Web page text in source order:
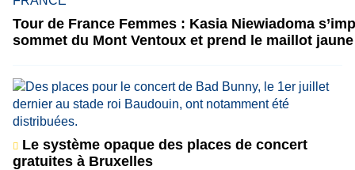
Tour de France Femmes : Kasia Niewiadoma
sommet du Mont Ventoux et prend le maillot
Le système opaque des places de concert
gratuites à Bruxelles